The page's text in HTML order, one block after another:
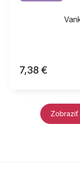
7,38 €